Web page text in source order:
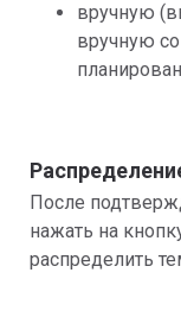
вручную
вручную
После
нажать на
распределить